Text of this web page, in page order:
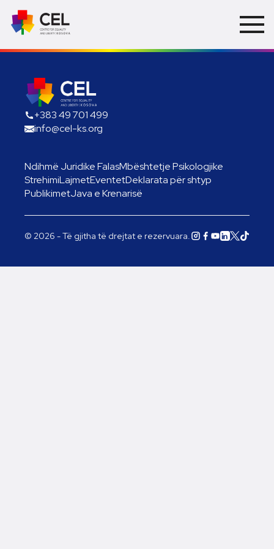
+383 49 701 499
info@cel-ks.org
Ndihmë Juridike FalasMbështetje Psikologjike
StrehimiLajmetEventetDeklarata për shtyp
PublikimetJava e Krenarisë
© 2026 - Të gjitha të drejtat e rezervuara.